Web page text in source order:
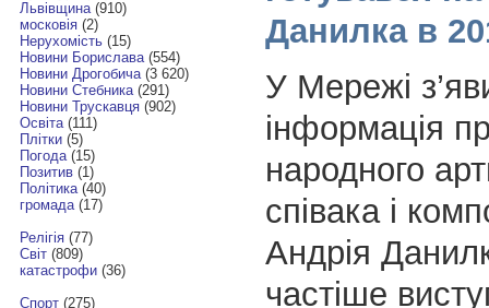
Львівщина(910)
московія(2)
Нерухомість(15)
Новини Борислава(554)
Новини Дрогобича(3 620)
Новини Стебника(291)
Новини Трускавця(902)
Освіта(111)
Плітки(5)
Погода(15)
Позитив(1)
Політика(40)
громада(17)
Релігія(77)
Світ(809)
катастрофи(36)
Спорт(275)
Данилка в
У Мережі
інформація
народного
співака і
Андрія
частіше